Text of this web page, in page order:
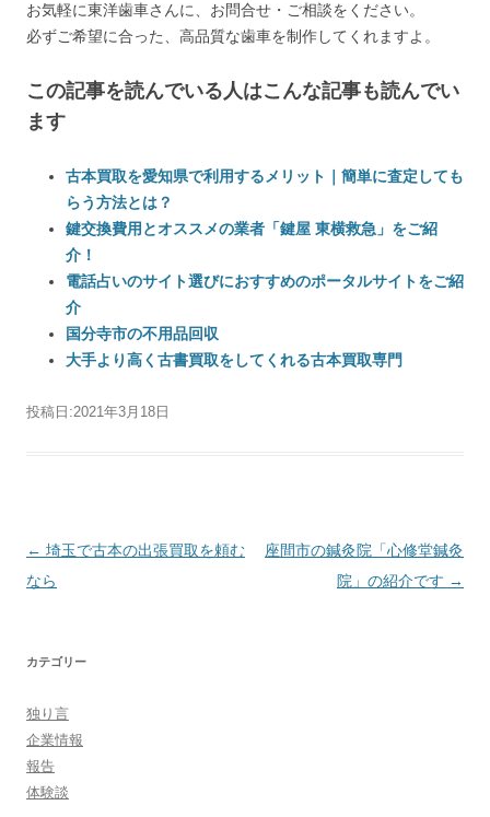
お気軽に東洋歯車さんに、お問合せ・ご相談をください。
必ずご希望に合った、高品質な歯車を制作してくれますよ。
この記事を読んでいる人はこんな記事も読んでい
ます
古本買取を愛知県で利用するメリット｜簡単に査定しても
らう方法とは？
鍵交換費用とオススメの業者「鍵屋 東横救急」をご紹
介！
電話占いのサイト選びにおすすめのポータルサイトをご紹
介
国分寺市の不用品回収
大手より高く古書買取をしてくれる古本買取専門
投稿日:2021年3月18日
投稿ナビゲーション
← 埼玉で古本の出張買取を頼む
なら
座間市の鍼灸院「心修堂鍼灸
院」の紹介です →
カテゴリー
独り言
企業情報
報告
体験談